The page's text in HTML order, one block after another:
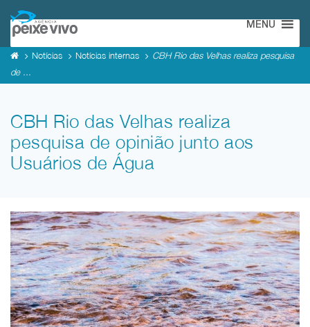
MENU
Notícias Notícias internas
CBH Rio das Velhas realiza pesquisa
de ...
CBH Rio das Velhas realiza
pesquisa de opinião junto aos
Usuários de Água